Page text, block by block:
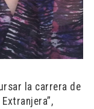
la carrera de